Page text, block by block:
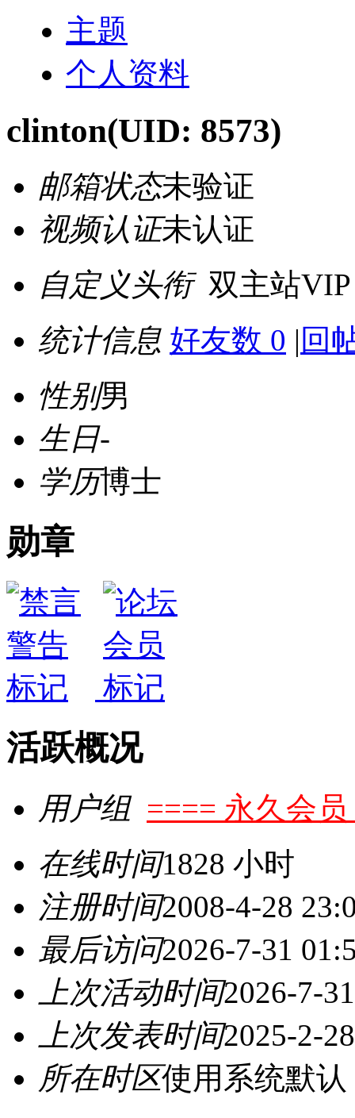
主题
个人资料
clinton(UID: 8573)
邮箱状态未验证
视频认证未认证
自定义头衔 双主站VIP
统计信息 好友数 0 | 回
性别男
生日-
学历博士
勋章
活跃概况
用户组 ==== 永久会员
在线时间1828 小时
注册时间2008-4-28
最后访问2026-7-31
上次活动时间2026-7-
上次发表时间2025-2-
所在时区使用系统默认